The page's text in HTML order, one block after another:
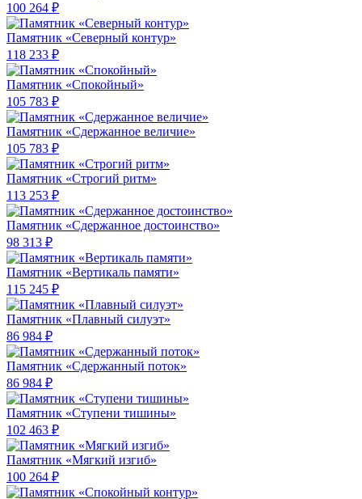
100 264 ₽
Памятник «Северный контур»
118 233 ₽
Памятник «Спокойный»
105 783 ₽
Памятник «Сдержанное величие»
105 783 ₽
Памятник «Строгий ритм»
113 253 ₽
Памятник «Сдержанное достоинство»
98 313 ₽
Памятник «Вертикаль памяти»
115 245 ₽
Памятник «Плавный силуэт»
86 984 ₽
Памятник «Сдержанный поток»
86 984 ₽
Памятник «Ступени тишины»
102 463 ₽
Памятник «Мягкий изгиб»
100 264 ₽